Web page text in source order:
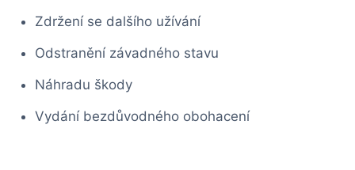
Zdržení se dalšího užívání
Odstranění závadného stavu
Náhradu škody
Vydání bezdůvodného obohacení